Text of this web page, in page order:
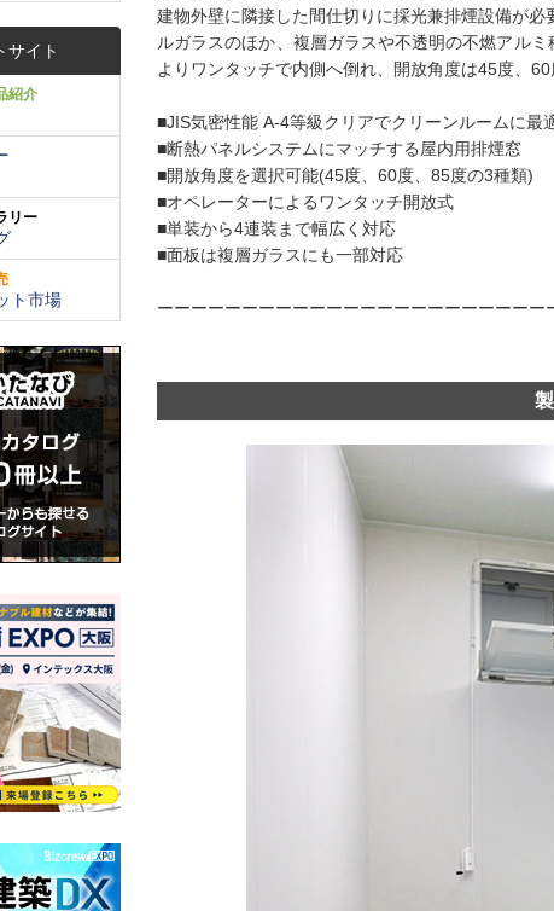
サイト
紹介
リー
ト市場
建物外壁に隣接した間仕切りに採光兼排煙設備が
ルガラスのほか、複層ガラスや不透明の不燃アル
よりワンタッチで内側へ倒れ、開放角度は45度、
■JIS気密性能 A-4等級クリアでクリーンルームに最
■断熱パネルシステムにマッチする屋内用排煙窓
■開放角度を選択可能(45度、60度、85度の3種類)
■オペレーターによるワンタッチ開放式
■単装から4連装まで幅広く対応
■面板は複層ガラスにも一部対応
ーーーーーーーーーーーーーーーーーーーーーーー